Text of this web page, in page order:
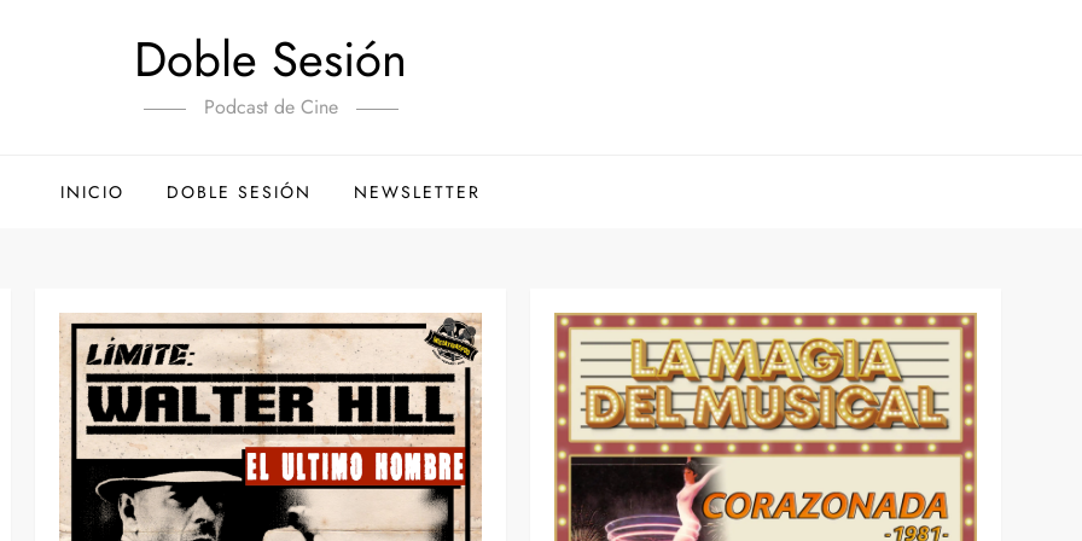
Doble Sesión
Podcast de Cine
INICIO DOBLE SESIÓN NEWSLETTER